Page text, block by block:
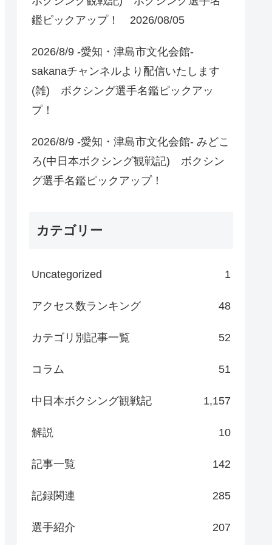
鑑ピックアップ！ 2026/08/05
2026/8/9 -愛知・津島市文化会館-
sakanaチャンネルより配信いたします
(雑) ボクシング選手名鑑ピックアッ
プ！
2026/8/9 -愛知・津島市文化会館- みどこ
ろ(中日本ボクシング観戦記) ボクシン
グ選手名鑑ピックアップ！
カテゴリー
Uncategorized 1
アクセス数ランキング 48
カテゴリ別記事一覧 52
コラム 51
中日本ボクシング観戦記 1,157
解説 10
記事一覧 142
記録関連 285
選手紹介 207